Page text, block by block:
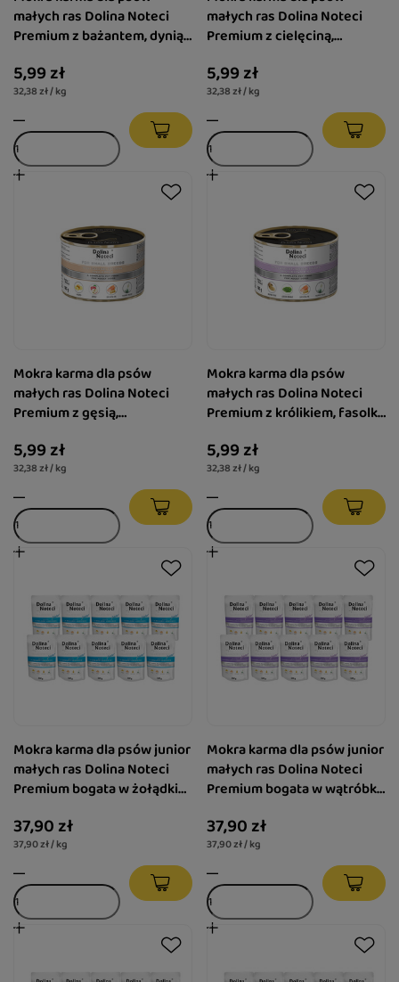
małych ras Dolina Noteci
Premium z bażantem, dynią i
5,99 zł
32,38 zł / kg
małych ras Dolina Noteci
Premium z cielęciną,
puszka 185 g
5,99 zł
32,38 zł / kg
Mokra karma dla psów
małych ras Dolina Noteci
Premium z gęsią,
puszka 185 g
5,99 zł
32,38 zł / kg
Mokra karma dla psów
małych ras Dolina Noteci
Premium z królikiem, fasolka
185 g
5,99 zł
32,38 zł / kg
Mokra karma dla psów junior
małych ras Dolina Noteci
Premium bogata w żołądki
37,90 zł
37,90 zł / kg
Mokra karma dla psów junior
małych ras Dolina Noteci
Premium bogata w wątróbkę
zestaw 10 x 100 g
37,90 zł
37,90 zł / kg